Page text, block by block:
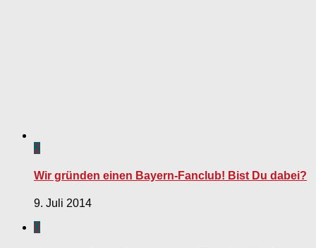
2
Wir gründen einen Bayern-Fanclub! Bist Du dabei?
9. Juli 2014
0